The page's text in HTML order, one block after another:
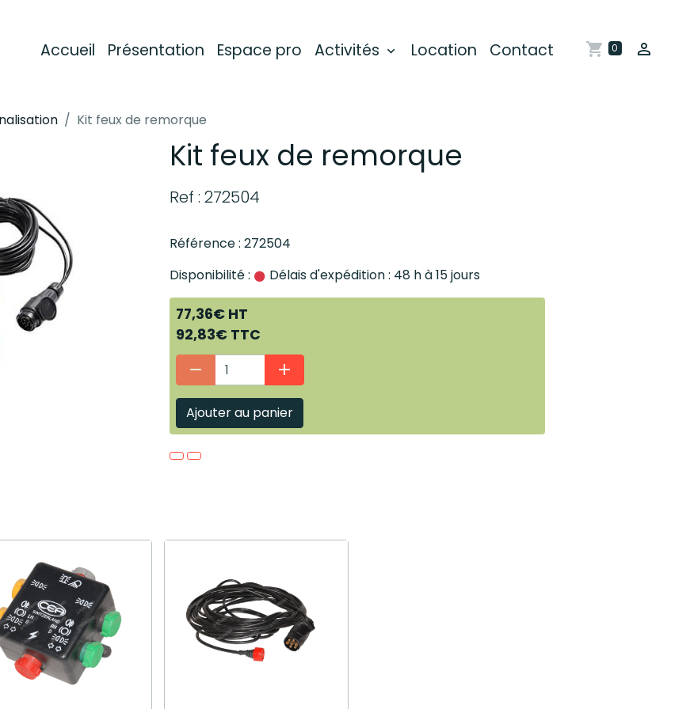
Accueil Présentation Espace pro Activités Location Contact 0
Kit feux de remorque
Kit feux de remorque
Ref : 272504
Référence : 272504
Disponibilité :
Délais d'expédition : 48 h à 15 jours
77,36€ HT
92,83€ TTC
Ajouter au panier